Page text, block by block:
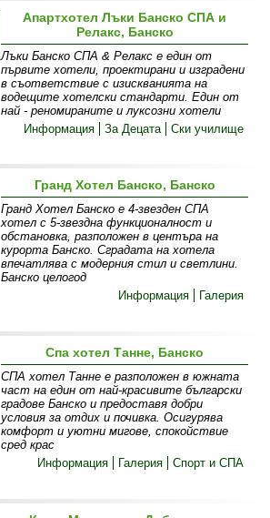
Апартхотел Лъки Банско СПА и
Релакс, Банско
Лъки Банско СПА & Релакс е един от
първите хотели, проектирани и изградени
в съответствие с изискванията на
водещите хотелски стандарти. Един от
най - реномираните и луксозни хотели
Информация
За Децата Ски училище
Гранд Хотел Банско, Банско
Гранд Хотел Банско е 4-звезден СПА
хотел с 5-звездна функционалност и
обстановка, разположен в центъра на
курорта Банско. Сградата на хотела
впечатлява с модерния стил и светлини.
Банско целогод
Информация
Галерия
Спа хотел Танне, Банско
СПА хотел Танне е разположен в южната
част на един от най-красивите български
градове Банско и предоставя добри
условия за отдих и почивка. Осигурява
комфорт и уютни мигове, спокойствие
сред крас
Информация
Галерия Спорт и СПА